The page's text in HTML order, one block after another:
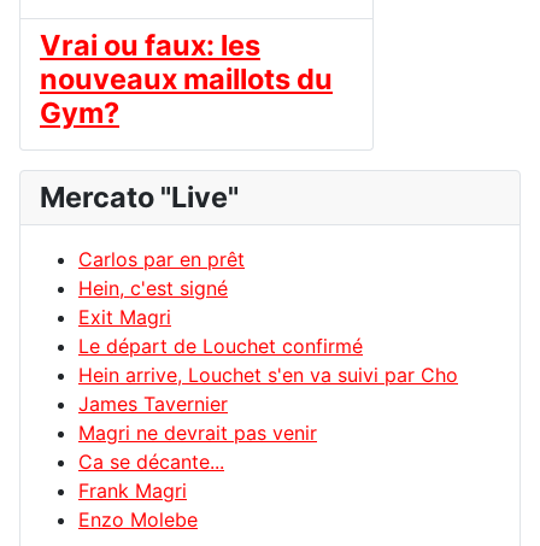
Vrai ou faux: les
nouveaux maillots du
Gym?
Mercato "Live"
Carlos par en prêt
Hein, c'est signé
Exit Magri
Le départ de Louchet confirmé
Hein arrive, Louchet s'en va suivi par Cho
James Tavernier
Magri ne devrait pas venir
Ca se décante...
Frank Magri
Enzo Molebe